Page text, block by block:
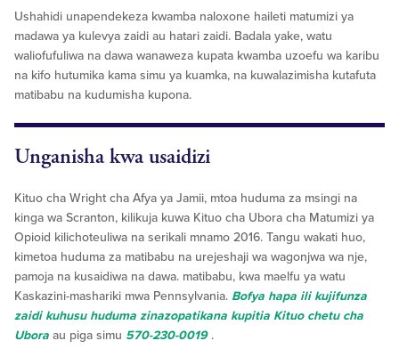
Ushahidi unapendekeza kwamba naloxone haileti matumizi ya
madawa ya kulevya zaidi au hatari zaidi. Badala yake, watu
waliofufuliwa na dawa wanaweza kupata kwamba uzoefu wa karibu
na kifo hutumika kama simu ya kuamka, na kuwalazimisha kutafuta
matibabu na kudumisha kupona.
Unganisha kwa usaidizi
Kituo cha Wright cha Afya ya Jamii, mtoa huduma za msingi na
kinga wa Scranton, kilikuja kuwa Kituo cha Ubora cha Matumizi ya
Opioid kilichoteuliwa na serikali mnamo 2016. Tangu wakati huo,
kimetoa huduma za matibabu na urejeshaji wa wagonjwa wa nje,
pamoja na kusaidiwa na dawa. matibabu, kwa maelfu ya watu
Kaskazini-mashariki mwa Pennsylvania. Bofya hapa ili kujifunza
zaidi kuhusu huduma zinazopatikana kupitia Kituo chetu cha
Ubora au piga simu 570-230-0019.